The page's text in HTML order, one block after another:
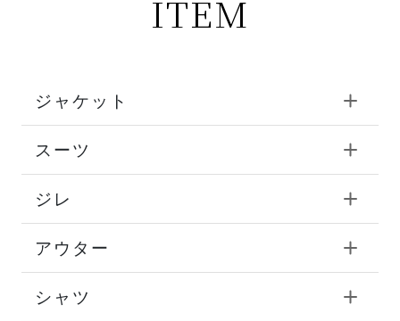
ITEM
ジャケット
スーツ
ジレ
アウター
シャツ